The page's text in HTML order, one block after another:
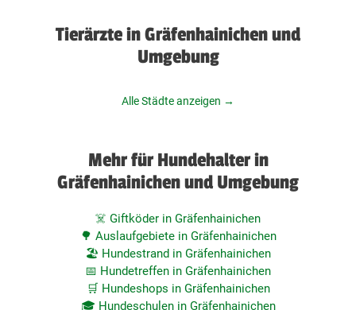
Tierärzte in Gräfenhainichen und
Umgebung
Alle Städte anzeigen →
Mehr für Hundehalter in
Gräfenhainichen und Umgebung
☠️ Giftköder in Gräfenhainichen
🌳 Auslaufgebiete in Gräfenhainichen
🏖️ Hundestrand in Gräfenhainichen
📅 Hundetreffen in Gräfenhainichen
🛒 Hundeshops in Gräfenhainichen
🎓 Hundeschulen in Gräfenhainichen